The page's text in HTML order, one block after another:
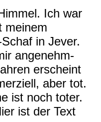
Ich war
meinem
in Jever.
angenehm-
erscheint
aber tot.
ist noch toter.
ist der Text